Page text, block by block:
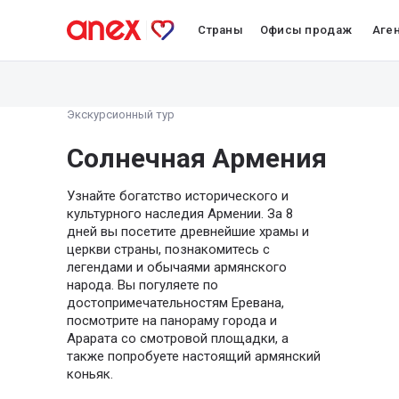
Страны Офисы продаж
Экскурсионный тур
Солнечная Армения
Узнайте богатство исторического и
культурного наследия Армении. За 8
дней вы посетите древнейшие храмы и
церкви страны, познакомитесь с
легендами и обычаями армянского
народа. Вы погуляете по
достопримечательностям Еревана,
посмотрите на панораму города и
Арарата со смотровой площадки, а
также попробуете настоящий армянский
коньяк.